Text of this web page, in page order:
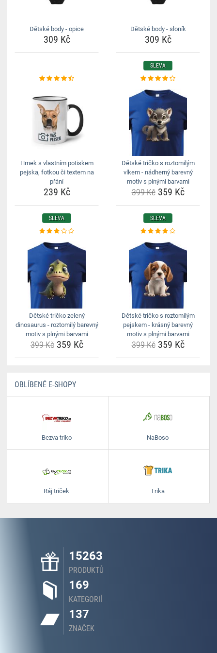
Dětské body - opice
309 Kč
Dětské body - sloník
309 Kč
Hrnek s vlastním potiskem
pejska, fotkou či textem na
přání
239 Kč
SLEVA
Dětské tričko s roztomilým
vlkem - nádherný barevný
motiv s plnými barvami
399 Kč359 Kč
SLEVA
Dětské tričko zelený
dinosaurus - roztomilý barevný
motiv s plnými barvami
399 Kč359 Kč
SLEVA
Dětské tričko s roztomilým
pejskem - krásný barevný
motiv s plnými barvami
399 Kč359 Kč
OBLÍBENÉ E-SHOPY
Bezva triko NaBoso
Ráj triček Trika
15263
PRODUKTŮ
169
KATEGORIÍ
137
ZNAČEK